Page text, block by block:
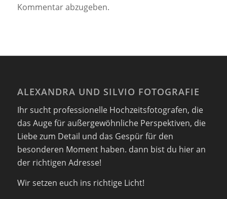
Kommentar abzugeben.
ALEXANDRA UND SILVIO FOTOGRAFIE
Ihr sucht professionelle Hochzeitsfotografen, die
das Auge für außergewöhnliche Perspektiven, die
Liebe zum Detail und das Gespür für den
besonderen Moment haben. dann bist du hier an
der richtigen Adresse!
Wir setzen euch ins richtige Licht!